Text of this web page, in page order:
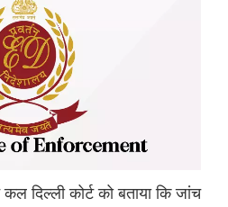
दिल्ली कोर्ट को बताया कि जांच